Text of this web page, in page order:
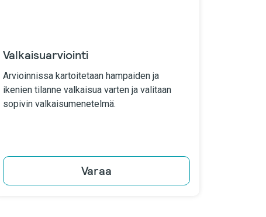
Valkaisuarviointi
Arvioinnissa kartoitetaan hampaiden ja
ikenien tilanne valkaisua varten ja valitaan
sopivin valkaisumenetelmä.
Varaa